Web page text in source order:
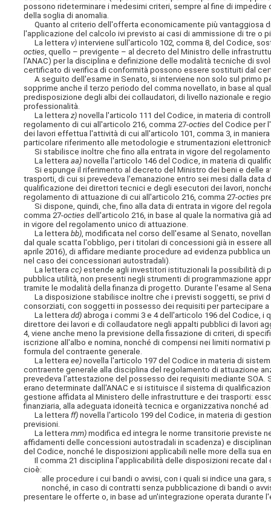
possono rideterminare i medesimi criteri, sempre al fine di
della soglia di anomalia.
Quanto al criterio dell'offerta economicamente più vantaggiosa
l'applicazione del calcolo ivi previsto ai casi di ammissione di tre o
La letterav) interviene sull'articolo 102, comma 8, del Codice,
octies , quello –previgente – al decreto del Ministro delle
l'ANAC) per la disciplina e definizione delle modalità tecniche di
certificato di verifica di conformità possono essere sostituiti dal
A seguito dell'esame in Senato, si interviene non solo sul primo
sopprime anche il terzo periodo del comma novellato, in base al
predisposizione degli albi dei collaudatori, di livello nazionale e
professionalità.
La letteraz) novella l'articolo 111 del Codice, in materia di
regolamento di cui all'articolo 216, comma 27-octiesdel Codice per
dei lavori effettua l'attività di cui all'articolo 101, comma 3, in
particolare riferimento alle metodologie e strumentazioni
Si stabilisce inoltre che fino alla entrata in vigore del
La letteraaa) novella l'articolo 146 del Codice, in materia di
Si espunge il riferimento al decreto del Ministro dei beni e delle
trasporti, di cui si prevedeva l'emanazione entro sei mesi dalla
qualificazione dei direttori tecnici e degli esecutori dei lavori,
regolamento di attuazione di cui all'articolo 216, comma 27-octies
Si dispone, quindi, che, fino alla data di entrata in vigore del
comma 27-octies dell'articolo 216, in base al quale la normativa già
in vigore del regolamento unico di attuazione.
La letterabb) , modificata nel corso dell'esame al Senato,
dal quale scatta l'obbligo, per i titolari di concessioni già in essere
aprile 2016), di affidare mediante procedure ad evidenza pubblica
nel caso dei concessionari autostradali).
La letteracc) estende agli investitori istituzionali la possibilità di
pubblica utilità, non presenti negli strumenti di programmazione
tramite le modalità della finanza di progetto. Durante l'esame al
La disposizione stabilisce inoltre che i previsti soggetti, se privi
consorziati, con soggetti in possesso dei requisiti per partecipare
La letteradd) abroga i commi 3 e 4 dell'articolo 196 del Codice,
direttore dei lavori e di collaudatore negli appalti pubblici di lavori
4, viene anche meno laprevisione della fissazione di criteri, di
iscrizione all'albo e nomina, nonché di compensi nei limiti
formula del contraente generale.
La letteraee) novella l'articolo 197 del Codice in materia di
contraente generale alla disciplina del regolamento di attuazione
prevedeva l'attestazione del possesso dei requisiti mediante SOA.
erano determinate dall'ANAC e si istituisce il sistema di
gestione affidata al Ministero delle infrastrutture e dei trasporti:
finanziaria, alla adeguata idoneità tecnica e organizzativa nonché
La letteraff) novella l'articolo 199 del Codice, in materia di
previsioni.
La letteramm)modifica ed integra le norme transitorie previste
affidamenti delle concessioni autostradali in scadenza) e
del Codice, nonché le disposizioni applicabili nelle more della sua
Il comma 21 disciplina l'applicabilità delle disposizioni recate dal
cioè:
alle procedure i cui bandi o avvisi, con i quali si indice una gara,
nonché, in caso di contratti senza pubblicazione di bandi o
presentare le offerte o, in base ad un'integrazione operata durante